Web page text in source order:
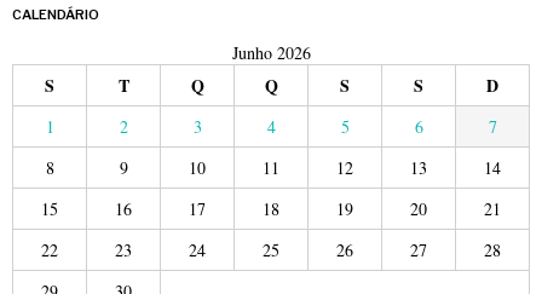
CALENDÁRIO
Junho 2026
S T Q Q S S D
1 2 3 4 5 6
7
8
9 10 11 12 13
14
15
16 17 18 19 20
21
22
23 24 25 26 27
28